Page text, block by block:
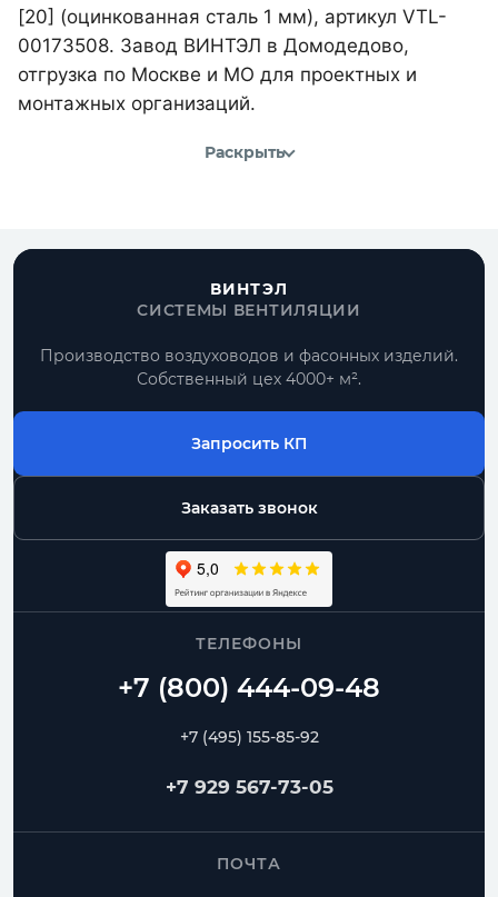
[20] (оцинкованная сталь 1 мм), артикул VTL-
00173508. Завод ВИНТЭЛ в Домодедово,
отгрузка по Москве и МО для проектных и
монтажных организаций.
Раскрыть
ВИНТЭЛ
СИСТЕМЫ ВЕНТИЛЯЦИИ
Производство воздуховодов и фасонных изделий.
Собственный цех 4000+ м².
Запросить КП
Заказать звонок
ТЕЛЕФОНЫ
+7 (495) 155-85-92
+7 929 567-73-05
ПОЧТА